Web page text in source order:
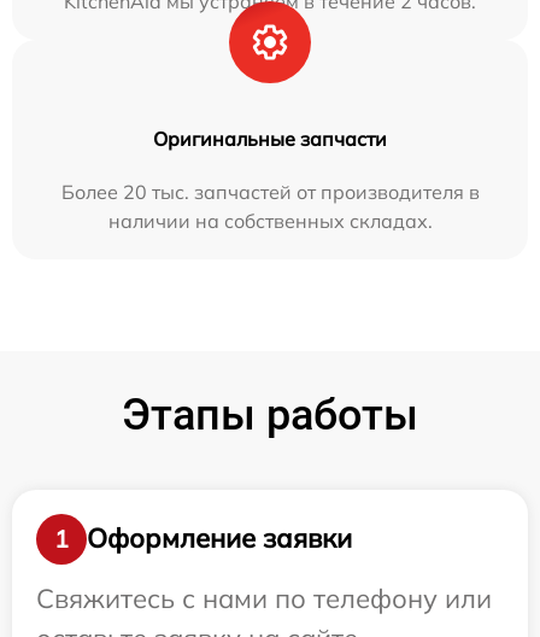
Оригинальные запчасти
Более 20 тыс. запчастей от производителя в
наличии на собственных складах.
Этапы работы
1
Оформление заявки
Свяжитесь с нами по телефону или